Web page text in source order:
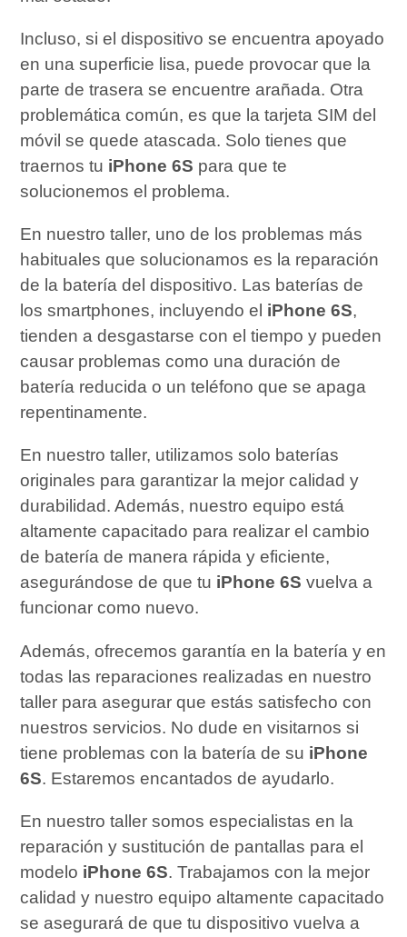
Incluso, si el dispositivo se encuentra apoyado
en una superficie lisa, puede provocar que la
parte de trasera se encuentre arañada. Otra
problemática común, es que la tarjeta SIM del
móvil se quede atascada. Solo tienes que
traernos tu iPhone 6S para que te
solucionemos el problema.
En nuestro taller, uno de los problemas más
habituales que solucionamos es la reparación
de la batería del dispositivo. Las baterías de
los smartphones, incluyendo el iPhone 6S,
tienden a desgastarse con el tiempo y pueden
causar problemas como una duración de
batería reducida o un teléfono que se apaga
repentinamente.
En nuestro taller, utilizamos solo baterías
originales para garantizar la mejor calidad y
durabilidad. Además, nuestro equipo está
altamente capacitado para realizar el cambio
de batería de manera rápida y eficiente,
asegurándose de que tu iPhone 6S vuelva a
funcionar como nuevo.
Además, ofrecemos garantía en la batería y en
todas las reparaciones realizadas en nuestro
taller para asegurar que estás satisfecho con
nuestros servicios. No dude en visitarnos si
tiene problemas con la batería de su iPhone
6S. Estaremos encantados de ayudarlo.
En nuestro taller somos especialistas en la
reparación y sustitución de pantallas para el
modelo iPhone 6S. Trabajamos con la mejor
calidad y nuestro equipo altamente capacitado
se asegurará de que tu dispositivo vuelva a